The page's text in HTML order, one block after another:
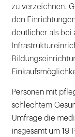
zu verzeichnen.
den
deutlicher als bei
Personen mit
schlechtem
Umfrage die
insgesamt um 19